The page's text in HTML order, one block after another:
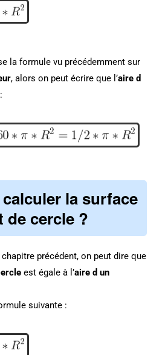
la formule vu précédemment sur
, alors on peut écrire que l’aire d
la surface
de cercle ?
précédent, on peut dire que
est égale à l’aire d un
suivante :